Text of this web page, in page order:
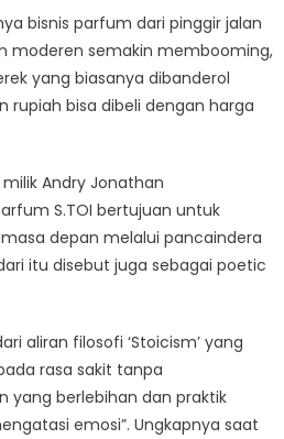
bisnis parfum dari pinggir jalan
moderen semakin membooming,
yang biasanya dibanderol
rupiah bisa dibeli dengan harga
Andry Jonathan
S.TOI bertujuan untuk
depan melalui pancaindera
itu disebut juga sebagai poetic
aliran filosofi ‘Stoicism’ yang
rasa sakit tanpa
yang berlebihan dan praktik
emosi”. Ungkapnya saat